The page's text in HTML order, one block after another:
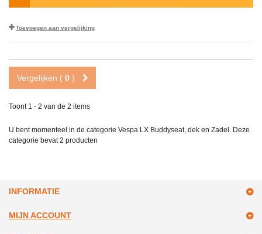
Toevoegen aan vergelijking
Vergelijken ( 0 )
Toont 1 - 2 van de 2 items
U bent momenteel in de categorie Vespa LX Buddyseat, dek en Zadel. Deze
categorie bevat2 producten
INFORMATIE
MIJN ACCOUNT